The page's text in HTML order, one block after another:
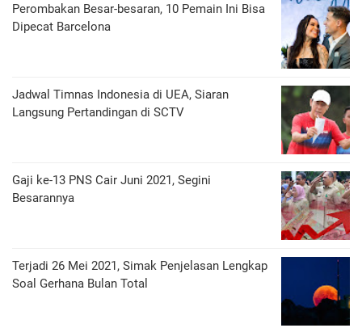
Perombakan Besar-besaran, 10 Pemain Ini Bisa
Dipecat Barcelona
Jadwal Timnas Indonesia di UEA, Siaran
Langsung Pertandingan di SCTV
Gaji ke-13 PNS Cair Juni 2021, Segini
Besarannya
Terjadi 26 Mei 2021, Simak Penjelasan Lengkap
Soal Gerhana Bulan Total